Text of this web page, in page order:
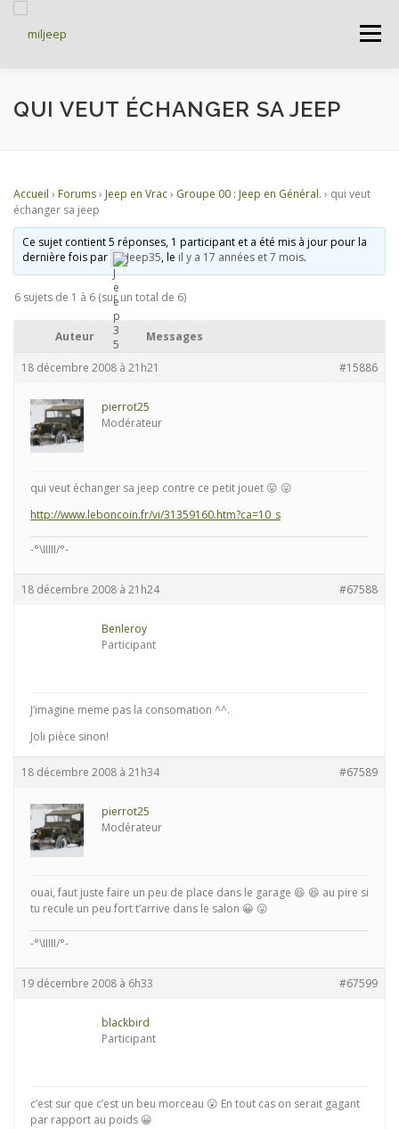
Menu
ACCUEIL ARTICLES PETITES ANNONCES
DOCUMENTATIONS FORUMS S’INSCRIRE
CONNEXION
QUI VEUT ÉCHANGER SA JEEP
Accueil › Forums› Jeep en Vrac› Groupe 00 : Jeep en Général. › qui veut
échanger sa jeep
Ce sujet contient 5 réponses, 1 participant et a été mis à jour pour la
dernière fois par
Jeep35, le il y a 17 années et 7 mois.
6 sujets de 1 à 6 (sur un total de 6)
Auteur Messages
18 décembre 2008 à 21h21 #15886
pierrot25
Modérateur
qui veut échanger sa jeep contre ce petit jouet 😛 😛
http://www.leboncoin.fr/vi/31359160.htm?ca=10_s
-°\IIIII/°-
18 décembre 2008 à 21h24 #67588
Benleroy
Participant
J’imagine meme pas la consomation ^^.
Joli pièce sinon!
18 décembre 2008 à 21h34 #67589
pierrot25
Modérateur
ouai, faut juste faire un peu de place dans le garage 😆 😆 au pire si
tu recule un peu fort t’arrive dans le salon 😀 😛
-°\IIIII/°-
19 décembre 2008 à 6h33 #67599
blackbird
Participant
c’est sur que c’est un beu morceau 😮 En tout cas on serait gagant
par rapport au poids 😀